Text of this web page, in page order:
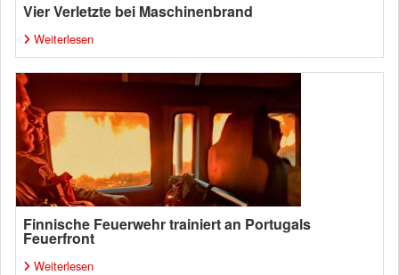
Vier Verletzte bei Maschinenbrand
Weiterlesen
Finnische Feuerwehr trainiert an Portugals
Feuerfront
Weiterlesen